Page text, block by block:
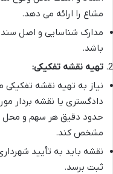
مشاع را ارائه می دهد.
مدارک شناسایی و اصل سند
باشد.
تهیه نقشه تفکیکی:
نیاز به تهیه نقشه
دادگستری یا نقشه بردار
حدود دقیق هر سهم و محل
مشخص کند.
نقشه باید به تأیید
ثبت برسد.